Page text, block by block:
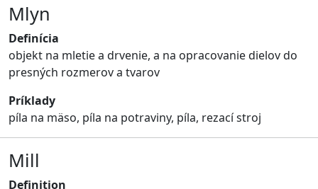
Mlyn
Definícia
objekt na mletie a drvenie, a na opracovanie dielov do
presných rozmerov a tvarov
Príklady
píla na mäso, píla na potraviny, píla, rezací stroj
Mill
Definition